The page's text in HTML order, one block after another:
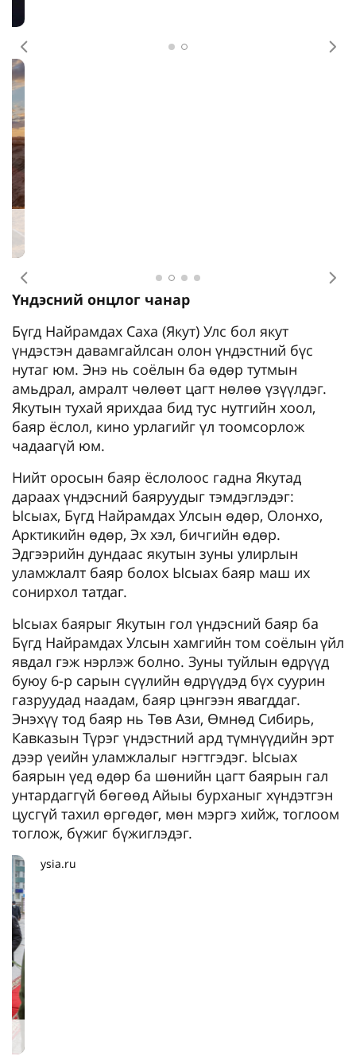
Өмнөх
Өмнөх
Үндэсний онцлог чанар
Бүгд Найрамдах Саха (Якут) Улс бол якут
үндэстэн давамгайлсан олон үндэстний бүс
нутаг юм. Энэ нь соёлын ба өдөр тутмын
амьдрал, амралт чөлөөт цагт нөлөө үзүүлдэг.
Якутын тухай ярихдаа бид тус нутгийн хоол,
баяр ёслол, кино урлагийг үл тоомсорлож
чадаагүй юм.
Нийт оросын баяр ёслолоос гадна Якутад
дараах үндэсний баяруудыг тэмдэглэдэг:
Ысыах, Бүгд Найрамдах Улсын өдөр, Олонхо,
Арктикийн өдөр, Эх хэл, бичгийн өдөр.
Эдгээрийн дундаас якутын зуны улирлын
уламжлалт баяр болох Ысыах баяр маш их
сонирхол татдаг.
Ысыах баярыг Якутын гол үндэсний баяр ба
Бүгд Найрамдах Улсын хамгийн том соёлын үйл
явдал гэж нэрлэж болно. Зуны туйлын өдрүүд
буюу 6-р сарын сүүлийн өдрүүдэд бүх суурин
газруудад наадам, баяр цэнгээн явагддаг.
Энэхүү тод баяр нь Төв Ази, Өмнөд Сибирь,
Кавказын Түрэг үндэстний ард түмнүүдийн эрт
дээр үеийн уламжлалыг нэгтгэдэг. Ысыах
баярын үед өдөр ба шөнийн цагт баярын гал
унтардаггүй бөгөөд Айыы бурханыг хүндэтгэн
цусгүй тахил өргөдөг, мөн мэргэ хийж, тоглоом
тоглож, бүжиг бүжиглэдэг.